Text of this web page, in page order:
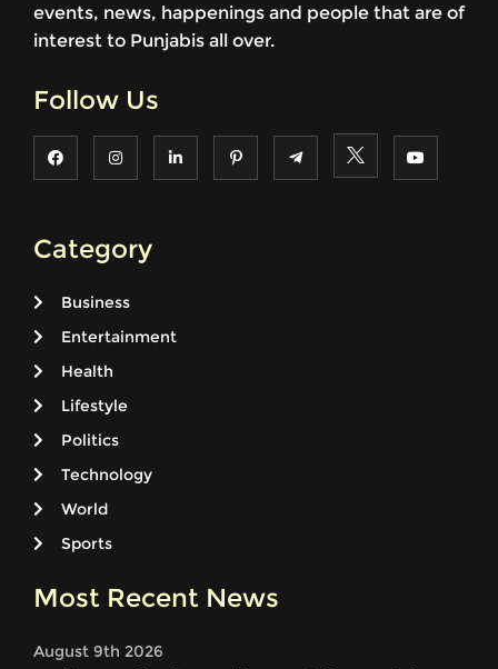
events, news, happenings and people that are of
interest to Punjabis all over.
Follow Us
Category
Business
Entertainment
Health
Lifestyle
Politics
Technology
World
Sports
Most Recent News
August 9th 2026